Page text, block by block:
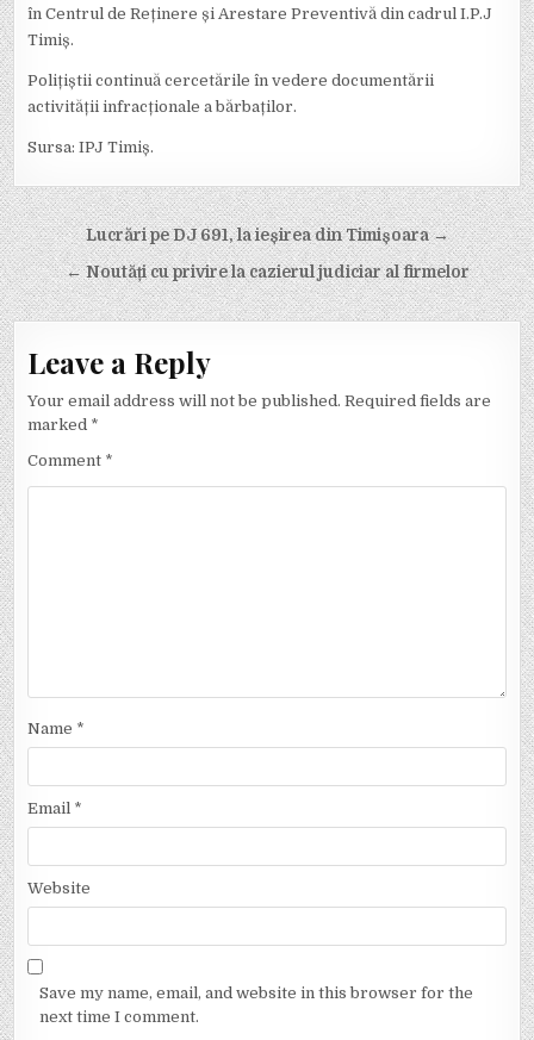
în Centrul de Reținere și Arestare Preventivă din cadrul I.P.J
Timiș.
Polițiștii continuă cercetările în vedere documentării
activității infracționale a bărbaților.
Sursa: IPJ Timiș.
Post
navigation
Lucrări pe DJ 691, la ieșirea din Timișoara →
← Noutăți cu privire la cazierul judiciar al firmelor
Leave a Reply
Your email address will not be published. Required fields are
marked *
Comment *
Name *
Email *
Website
Save my name, email, and website in this browser for the
next time I comment.